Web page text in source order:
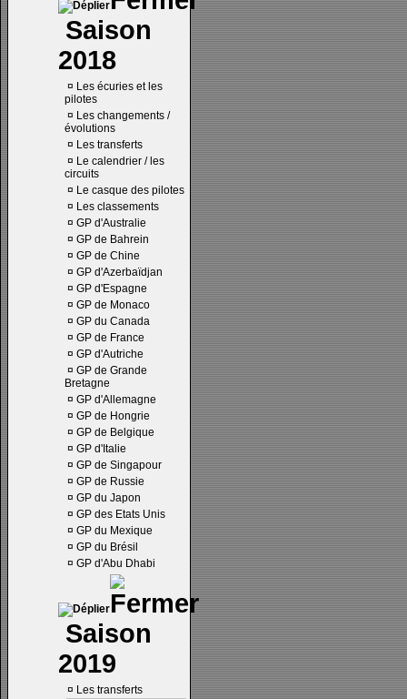
Saison
2018
¤ Les écuries et les
pilotes
¤ Les changements /
évolutions
¤ Les transferts
¤ Le calendrier / les
circuits
¤ Le casque des pilotes
¤ Les classements
¤ GP d'Australie
¤ GP de Bahrein
¤ GP de Chine
¤ GP d'Azerbaïdjan
¤ GP d'Espagne
¤ GP de Monaco
¤ GP du Canada
¤ GP de France
¤ GP d'Autriche
¤ GP de Grande
Bretagne
¤ GP d'Allemagne
¤ GP de Hongrie
¤ GP de Belgique
¤ GP d'Italie
¤ GP de Singapour
¤ GP de Russie
¤ GP du Japon
¤ GP des Etats Unis
¤ GP du Mexique
¤ GP du Brésil
¤ GP d'Abu Dhabi
Saison
2019
¤ Les transferts